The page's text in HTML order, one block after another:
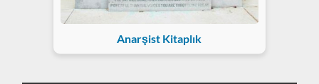
Anarşist Kitaplık